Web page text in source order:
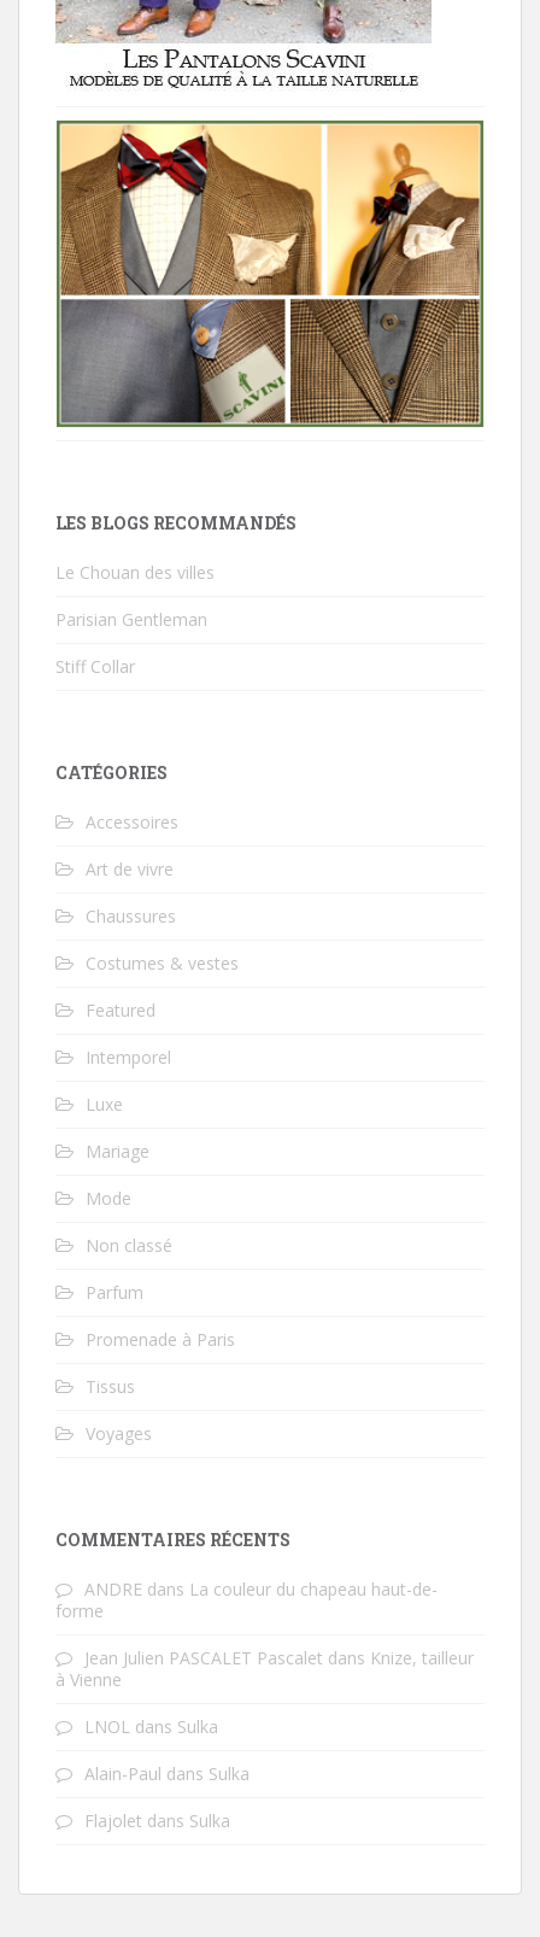
LES BLOGS RECOMMANDÉS
Le Chouan des villes
Parisian Gentleman
Stiff Collar
CATÉGORIES
Accessoires
Art de vivre
Chaussures
Costumes & vestes
Featured
Intemporel
Luxe
Mariage
Mode
Non classé
Parfum
Promenade à Paris
Tissus
Voyages
COMMENTAIRES RÉCENTS
ANDRE dans La couleur du chapeau haut-de-
forme
Jean Julien PASCALET Pascalet dans Knize, tailleur
à Vienne
LNOL dans Sulka
Alain-Paul dans Sulka
Flajolet dans Sulka